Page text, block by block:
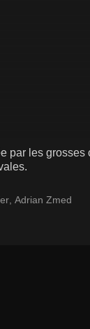
par les
Adrian Zmed